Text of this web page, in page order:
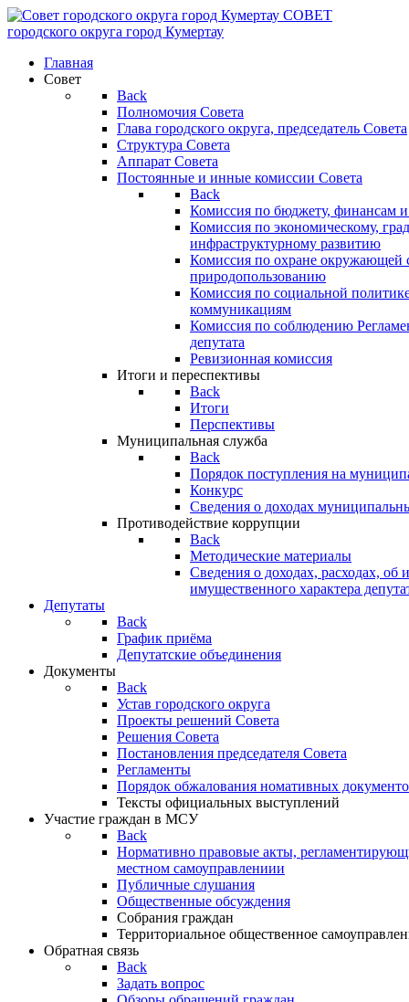
СОВЕТ
городского округа город Кумертау
Главная
Совет
Back
Полномочия Совета
Глава городского округа, председатель Совета
Структура Совета
Аппарат Совета
Постоянные и инные комиссии Совета
Back
Комиссия по бюджету, финансам и
Комиссия по экономическому,
инфраструктурному развитию
Комиссия по охране окружающей
природопользованию
Комиссия по социальной
коммуникациям
Комиссия по соблюдению
депутата
Ревизионная комиссия
Итоги и переспективы
Back
Итоги
Перспективы
Муниципальная служба
Back
Порядок поступления на
Конкурс
Сведения о доходах
Противодействие коррупции
Back
Методические материалы
Сведения о доходах, расходах, об
имущественного характера
Депутаты
Back
График приёма
Депутатские объединения
Документы
Back
Устав городского округа
Проекты решений Совета
Решения Совета
Постановления председателя Совета
Регламенты
Порядок обжалования номативных
Тексты официальных выступлений
Участие граждан в МСУ
Back
Нормативно правовые акты,
местном самоуправлениии
Публичные слушания
Общественные обсуждения
Собрания граждан
Территориальное общественное
Обратная связь
Back
Задать вопрос